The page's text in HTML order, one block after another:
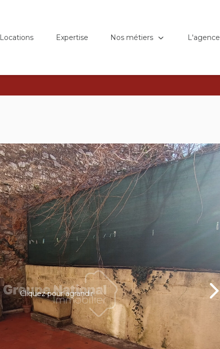
Locations Expertise Nos métiers L'agence
Cliquez pour agrandir